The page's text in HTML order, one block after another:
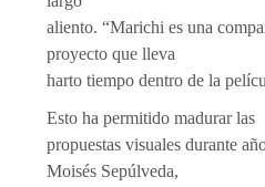
aliento. “Marichi es una
proyecto que lleva
harto tiempo dentro de la
Esto ha permitido madurar las
propuestas visuales durante
Moisés Sepúlveda,